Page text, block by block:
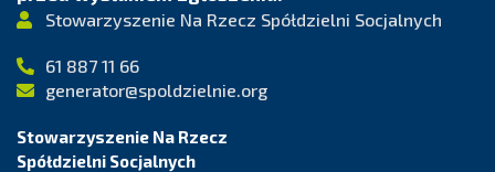
Stowarzyszenie Na Rzecz Spółdzielni Socjalnych
61 887 11 66
generator@spoldzielnie.org
Stowarzyszenie Na Rzecz
Spółdzielni Socjalnych